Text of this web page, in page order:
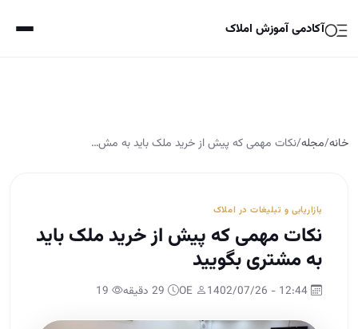
آکادمی آموزش املاک
خانه/مجله/نکات مهمی که پیش از خرید ملک باید به مش…
بازاریابی و تبلیغات در املاک
نکات مهمی که پیش از خرید ملک باید
به مشتری بگویید